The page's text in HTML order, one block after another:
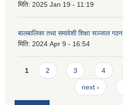
मिति: 2025 Jan 19 - 11:19
बालबालिका तथा समावेशी शिक्षा सञ्जाल
मिति: 2024 Apr 9 - 16:54
Pages
1 2 3 4
next ›